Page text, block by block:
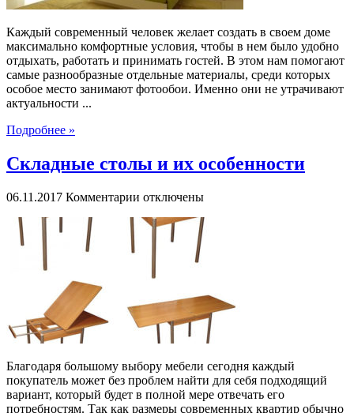
Каждый современный человек желает создать в своем доме
максимально комфортные условия, чтобы в нем было удобно
отдыхать, работать и принимать гостей. В этом нам помогают
самые разнообразные отдельные материалы, среди которых
особое место занимают фотообои. Именно они не утрачивают
актуальности ...
Подробнее »
Складные столы и их особенности
06.11.2017 Комментарии к
Складные
столы
особенности
отключены
Благодаря большому выбору мебели сегодня каждый
покупатель может без проблем найти для себя подходящий
вариант, который будет в полной мере отвечать его
потребностям. Так как размеры современных квартир обычно